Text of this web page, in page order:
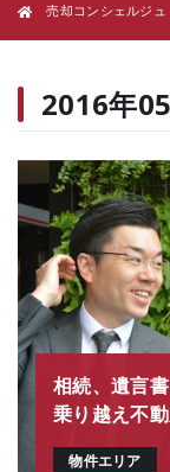
売却コンシェルジュ
2016年
相続、遺言
乗り越え不
物件エリア